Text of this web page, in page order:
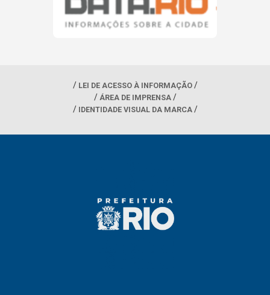
LEI DE ACESSO À INFORMAÇÃO
ÁREA DE IMPRENSA
IDENTIDADE VISUAL DA MARCA